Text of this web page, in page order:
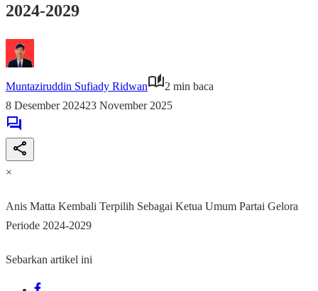
2024-2029
Muntaziruddin Sufiady Ridwan
2 min baca
8 Desember 202423 November 2025
×
Anis Matta Kembali Terpilih Sebagai Ketua Umum Partai Gelora
Periode 2024-2029
Sebarkan artikel ini